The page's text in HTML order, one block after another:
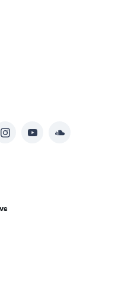
InstagramYouTubeSoundcloud